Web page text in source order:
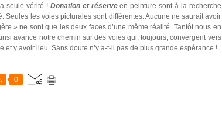
seule vérité ! Donation et réserveen peinture sont à la recherche
Seules les voies picturales sont différentes. Aucune ne saurait avoir
» ne sont que les deux faces d’une même réalité. Tantôt nous en
avance notre chemin sur des voies qui, toujours, convergent vers
et y avoir lieu. Sans doute n’y a-t-il pas de plus grande espérance !
0